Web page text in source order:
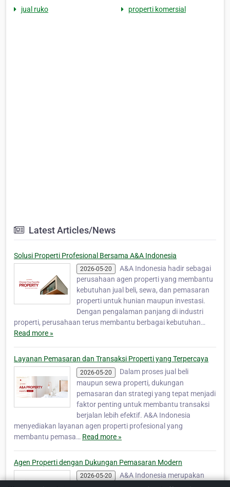
jual ruko
properti komersial
Latest Articles/News
Solusi Properti Profesional Bersama A&A Indonesia
2026-05-20
A&A Indonesia hadir sebagai
perusahaan agen properti yang membantu
kebutuhan jual beli, sewa, dan pemasaran
properti untuk hunian maupun investasi.
Dengan pengalaman panjang di industri
properti, perusahaan terus membantu berbagai kebutuhan…
Read more »
Layanan Pemasaran dan Transaksi Properti yang Terpercaya
2026-05-20
Dalam proses jual beli
maupun sewa properti, dukungan
pemasaran dan strategi yang tepat menjadi
faktor penting untuk membantu transaksi
berjalan lebih efektif. A&A Indonesia
menyediakan layanan agen properti profesional yang
membantu pemasa… Read more »
Agen Properti dengan Dukungan Pemasaran Modern
2026-05-20
A&A Indonesia merupakan